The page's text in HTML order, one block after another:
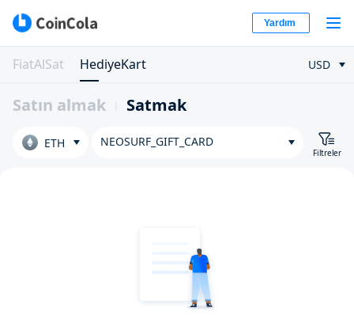
Yardım
FiatAlSat HediyeKart USD
Satın almak Satmak
ETH NEOSURF_GIFT_CARD
Filtreler